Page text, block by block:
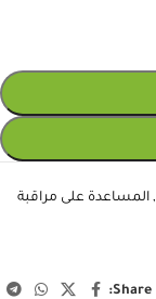
, المساعدة على مراقبة
Share: